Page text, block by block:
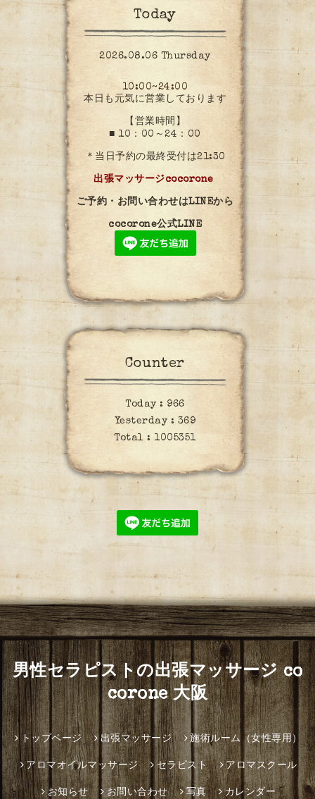
Today
2026.08.06 Thursday
10:00~24:00
本日も元気に営業しております
【営業時間】
■ 10：00～24：00
＊当日予約の最終受付は21:30
出張マッサージcocorone
ご予約・お問い合わせはLINEから
cocorone公式LINE
Counter
Today : 966
Yesterday : 369
Total :1005351
男性セラピストの出張マッサージ co
corone 大阪
トップページ 出張マッサージ 施術ルーム（女性専用）
アロマオイルマッサージ セラピスト アロマスクール
お知らせ お問い合わせ 写真 カレンダー